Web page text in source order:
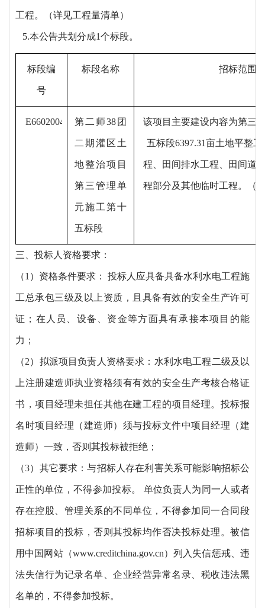
工程。（详见工程量清单）
5.本公告共划分成1个标段。
标段编
号
标段名称 招标范围
E6602004004250206024001
第二师38团
二期灌区土
地整治项目
第三管理单
元施工第十
五标段
该项目主要建设内容为第三
五标段6397.31亩土地平整
程、田间排水工程、田间道
程部分及其他临时工程。（
三、投标人资格要求：
（1）资格条件要求： 投标人应具备具备水利水电工程施
工总承包三级及以上资质，且具备有效的安全生产许可
证；在人员、设备、资金等方面具有承接本项目的能
力；
（2）拟派项目负责人资格要求：水利水电工程二级及以
上注册建造师执业资格须有有效的安全生产考核合格证
书，项目经理未担任其他在建工程的项目经理。投标报
名时项目经理（建造师）须与投标文件中项目经理（建
造师）一致，否则其投标被拒绝；
（3）其它要求：与招标人存在利害关系可能影响招标公
正性的单位，不得参加投标。 单位负责人为同一人或者
存在控股、管理关系的不同单位，不得参加同一合同段
招标项目的投标，否则其投标均作否决投标处理。被信
用中国网站（www.creditchina.gov.cn）列入失信惩戒、违
法失信行为记录名单、企业经营异常名录、税收违法黑
名单的，不得参加投标。